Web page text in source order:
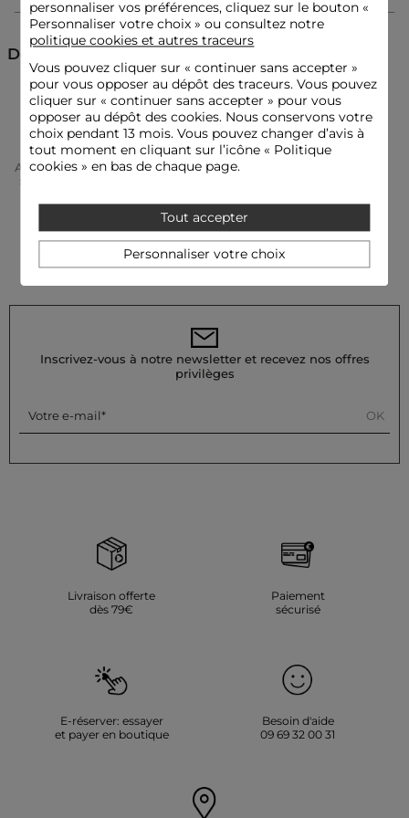
Monogramme
Fermeture éclair
Cabas
Conseil entretien
Ce sac ne nécessite pas de lavage. Le lavage à sec en pressing
est fortement déconseillé, tout comme tout autre type de
lavage. Le repassage n'est pas préconisé pour ce produit.
Sacs à mains femme
Couleur :Sacs à mains femme noir
Découvrez aussi
Sacs à mains Maroquinerie
Accueil Accessoires Femme
Maroquinerie Femme
Inscrivez-vous à notre newsletter et recevez nos offres
privilèges
Votre e-mail OK
Livraison offerte
dès 79€
Paiement
sécurisé
E-réserver: essayer
et payer en boutique
Besoin d'aide
09 69 32 00 31
personnaliser vos préférences, cliquez sur le bouton «
Personnaliser votre choix » ou consultez notre
politique cookies et autres traceurs
Vous pouvez cliquer sur « continuer sans accepter»
pour vous opposer au dépôt des traceurs. Vous pouvez
cliquer sur « continuer sans accepter » pour vous
opposer au dépôt des cookies. Nous conservons votre
choix pendant 13 mois. Vous pouvez changer d’avis à
tout moment en cliquant sur l’icône « Politique
cookies » en bas de chaque page.
Tout accepter
Personnaliser votre choix